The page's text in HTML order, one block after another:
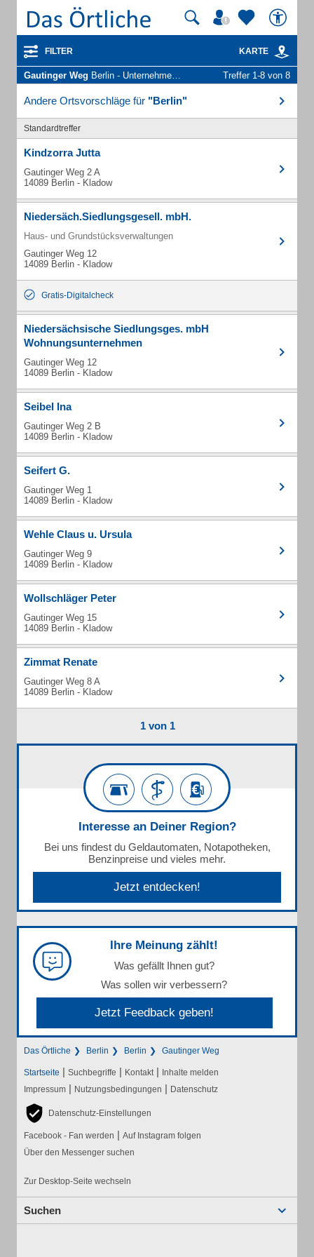
FILTER KARTE
Gautinger Weg Berlin - Unternehmen und Personen Treffer 1-8 von 8
Andere Ortsvorschläge für "Berlin"
Standardtreffer
Kindzorra Jutta
Gautinger Weg 2 A
14089 Berlin - Kladow
Niedersäch.Siedlungsgesell. mbH.
Haus- und Grundstücksverwaltungen
Gautinger Weg 12
14089 Berlin - Kladow
Gratis-Digitalcheck
Niedersächsische Siedlungsges. mbH
Wohnungsunternehmen
Gautinger Weg 12
14089 Berlin - Kladow
Seibel Ina
Gautinger Weg 2 B
14089 Berlin - Kladow
Seifert G.
Gautinger Weg 1
14089 Berlin - Kladow
Wehle Claus u. Ursula
Gautinger Weg 9
14089 Berlin - Kladow
Wollschläger Peter
Gautinger Weg 15
14089 Berlin - Kladow
Zimmat Renate
Gautinger Weg 8 A
14089 Berlin - Kladow
1 von 1
Interesse an Deiner Region?
Bei uns findest du Geldautomaten, Notapotheken,
Benzinpreise und vieles mehr.
Jetzt entdecken!
Ihre Meinung zählt!
Was gefällt Ihnen gut?
Was sollen wir verbessern?
Jetzt Feedback geben!
Das Örtliche Berlin Berlin Gautinger Weg
Startseite | Suchbegriffe | Kontakt | Inhalte melden
Impressum | Nutzungsbedingungen | Datenschutz
Datenschutz-Einstellungen
Facebook - Fan werden | Auf Instagram folgen
Über den Messenger suchen
Zur Desktop-Seite wechseln
Suchen